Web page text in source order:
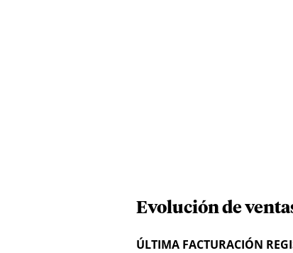
Evolución de
ÚLTIMA FACTURACIÓN